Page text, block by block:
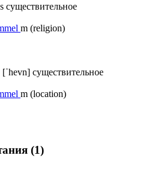
существительное
m (religion)
[ˈhevn] существительное
m (location)
(1)